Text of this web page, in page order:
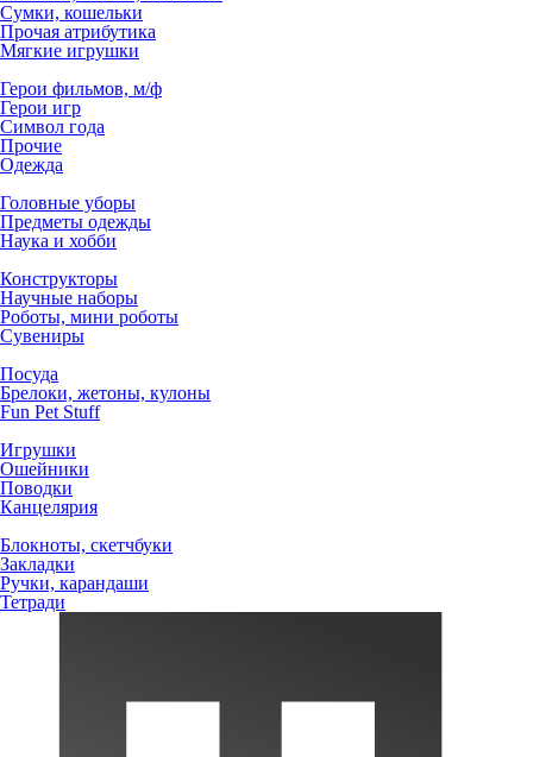
Сумки, кошельки
Прочая атрибутика
Мягкие игрушки
Герои фильмов, м/ф
Герои игр
Символ года
Прочие
Одежда
Головные уборы
Предметы одежды
Наука и хобби
Конструкторы
Научные наборы
Роботы, мини роботы
Сувениры
Посуда
Брелоки, жетоны, кулоны
Fun Pet Stuff
Игрушки
Ошейники
Поводки
Канцелярия
Блокноты, скетчбуки
Закладки
Ручки, карандаши
Тетради